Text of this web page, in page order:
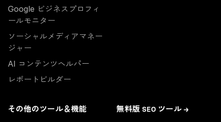
Google ビジネスプロフィ
ールモニター
ソーシャルメディアマネー
ジャー
AI コンテンツヘルパー
レポートビルダー
その他のツール＆機能 無料版 SEO ツール →